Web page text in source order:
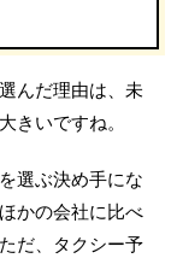
んだ理由は、未
きいですね。
選ぶ決め手にな
かの会社に比べ
だ、タクシー予